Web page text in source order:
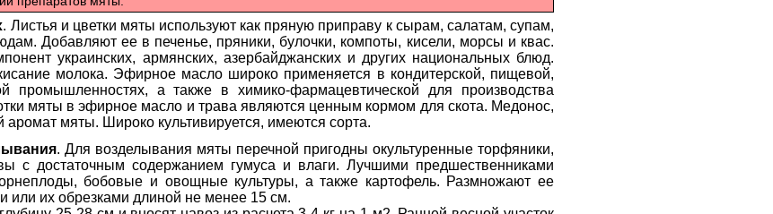
. Листья и цветки мяты используют как пряную приправу к сырам, салатам, супам,
Добавляют ее в печенье, пряники, булочки, компоты, кисели, морсы и квас.
украинских, армянских, азербайджанских и других национальных блюд.
молока. Эфирное масло широко применяется в кондитерской, пищевой,
промышленностях, а также в химико-фармацевтической для производства
мяты в эфирное масло и трава являются ценным кормом для скота. Медонос,
мяты. Широко культивируется, имеются сорта.
. Для возделывания мяты перечной пригодны окультуренные торфяники,
с достаточным содержанием гумуса и влаги. Лучшими предшественниками
бобовые и овощные культуры, а также картофель. Размножают ее
их обрезками длиной не менее 15 см.